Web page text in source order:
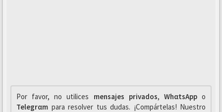
Por favor, no utilices mensajes privados, WhαtsAppo
Telegrαm para resolver tus dudas. ¡Compártelas! Nuestro